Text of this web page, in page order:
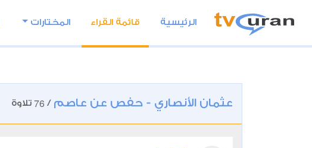
الرئيسية قائمة القراء المختارات
عثمان الأنصاري - حفص عن عاصم /
76 تلاوة